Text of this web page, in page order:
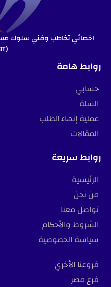
اخصائي تخاطب وفني سلوك
(RBT)
روابط هامة
حسابي
السلة
عملية إنهاء الطلب
المقالات
روابط سريعة
الرئيسية
من نحن
تواصل معنا
الشروط والأحكام
سياسة الخصوصية
فروعنا الأخري
فرع مصر